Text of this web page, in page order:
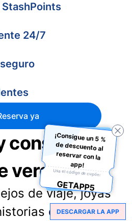
24/7
ya
consejos de
verdad
de viaje, joyas
de otros
¡Consigue un 5 %
de descuento al
reservar con la
app!
Usa el código de cupón:
GETAPP5
DESCARGAR LA APP